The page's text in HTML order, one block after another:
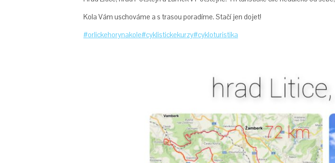
Kola Vám uschováme a s trasou poradíme. Stačí jen dojet!
#orlickehorynakole#cyklistickekurzy#cykloturistika